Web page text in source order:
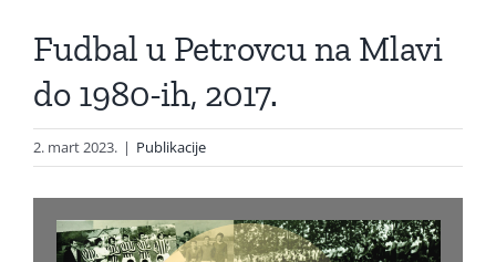
Fudbal u Petrovcu na Mlavi
do 1980-ih, 2017.
2. mart 2023. | Publikacije